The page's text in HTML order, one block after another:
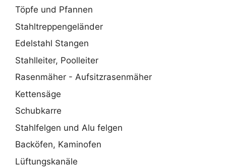
Töpfe und Pfannen
Stahltreppengeländer
Edelstahl Stangen
Stahlleiter, Poolleiter
Rasenmäher - Aufsitzrasenmäher
Kettensäge
Schubkarre
Stahlfelgen und Alu felgen
Backöfen, Kaminofen
Lüftungskanäle